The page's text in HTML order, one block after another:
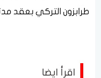
طرابزون التركي بعقد
اقرأ ايضا